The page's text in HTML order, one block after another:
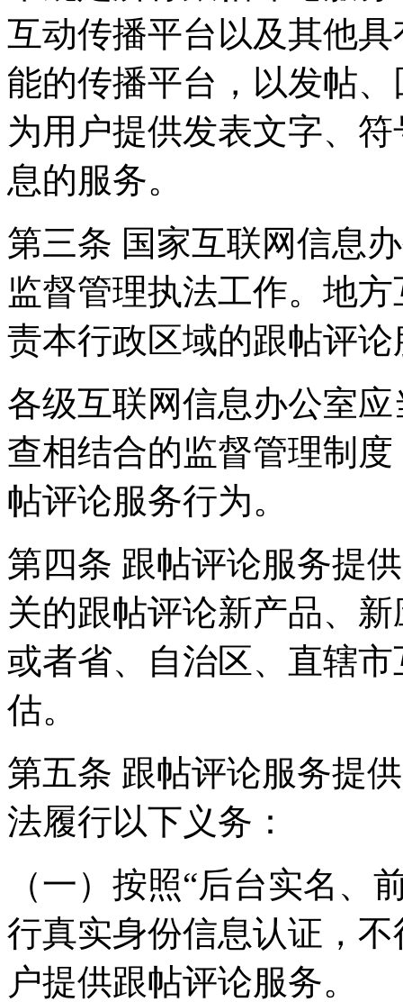
互动传播平台以及其他
能的传播平台，以发帖
为用户提供发表文字、
息的服务。
第三条 国家互联网信息
监督管理执法工作。地
责本行政区域的跟帖评
各级互联网信息办公室
查相结合的监督管理制
帖评论服务行为。
第四条 跟帖评论服务提
关的跟帖评论新产品、
或者省、自治区、直辖
估。
第五条 跟帖评论服务提
法履行以下义务：
（一）按照“后台实名、
行真实身份信息认证，
户提供跟帖评论服务。